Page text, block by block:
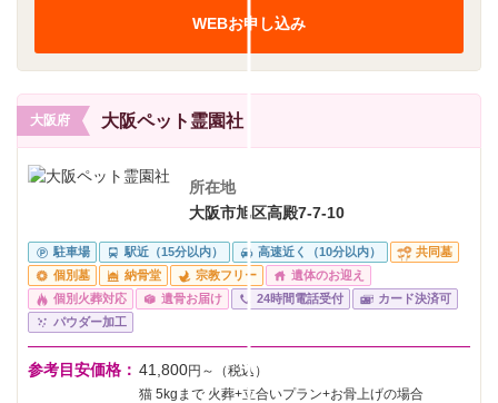
WEBお申し込み
大阪府 大阪ペット霊園社
所在地
大阪市旭区高殿7-7-10
駐車場 駅近（15分以内） 高速近く（10分以内）
共同墓
個別墓
納骨堂 宗教フリー
遺体のお迎え
個別火葬対応
遺骨お届け 24時間電話受付
カード決済可
パウダー加工
参考目安価格： 41,800円～（税込）
猫 5kgまで 火葬+立合いプラン+お骨上げの場合